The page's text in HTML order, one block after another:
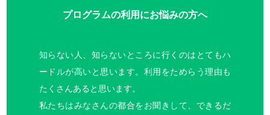
プログラムの利用にお悩みの方へ
知らない人、知らないところに行くのはとてもハ
ードルが高いと思います。利用をためらう理由も
たくさんあると思います。
私たちはみなさんの都合をお聞きして、できるだ